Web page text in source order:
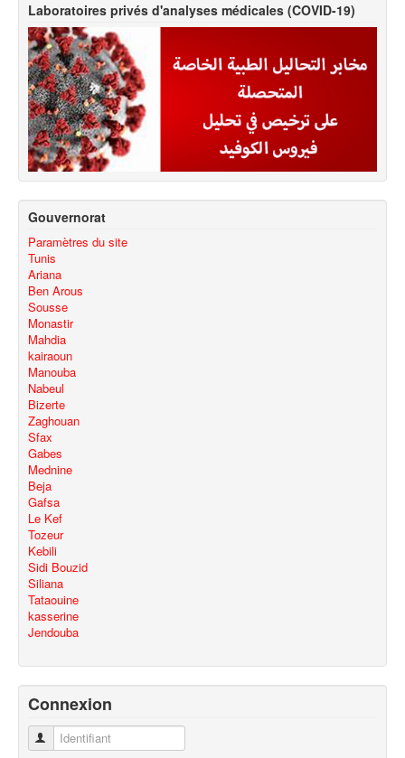
Laboratoires privés d'analyses médicales (COVID-19)
Gouvernorat
Paramètres du site
Tunis
Ariana
Ben Arous
Sousse
Monastir
Mahdia
kairaoun
Manouba
Nabeul
Bizerte
Zaghouan
Sfax
Gabes
Mednine
Beja
Gafsa
Le Kef
Tozeur
Kebili
Sidi Bouzid
Siliana
Tataouine
kasserine
Jendouba
Connexion
Identifiant